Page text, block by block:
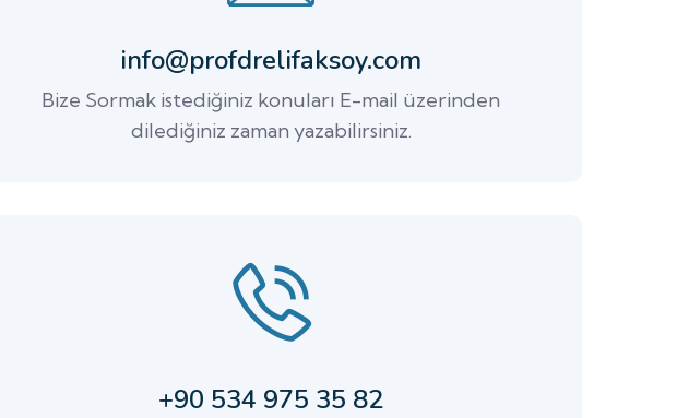
info@profdrelifaksoy.com
Bize Sormak istediğiniz konuları E-mail üzerinden
dilediğiniz zaman yazabilirsiniz.
+90 534 975 35 82